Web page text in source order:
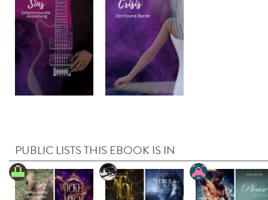
PUBLIC LISTS THIS EBOOK IS IN